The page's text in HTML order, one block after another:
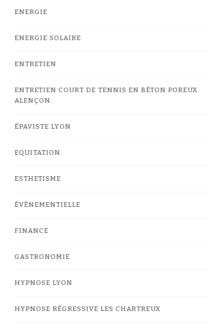
ENERGIE
ENERGIE SOLAIRE
ENTRETIEN
ENTRETIEN COURT DE TENNIS EN BÉTON POREUX
ALENÇON
ÉPAVISTE LYON
EQUITATION
ESTHETISME
ÉVÉNEMENTIELLE
FINANCE
GASTRONOMIE
HYPNOSE LYON
HYPNOSE RÉGRESSIVE LES CHARTREUX